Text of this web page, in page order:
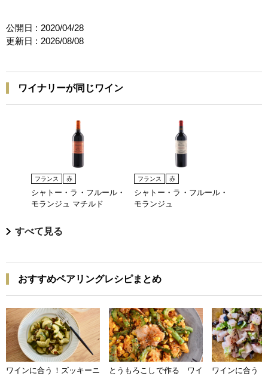
公開日 : 2020/04/28
更新日 : 2026/08/08
ワイナリーが同じワイン
フランス 赤
シャトー・ラ・フルール・
モランジュ マチルド
フランス 赤
シャトー・ラ・フルール・
モランジュ
すべて見る
おすすめペアリングレシピまとめ
ワインに合う！ズッキーニ
とうもろこしで作る ワイ
ワインに合う